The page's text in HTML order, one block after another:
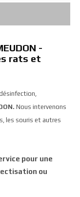
-
rats et
Nous intervenons
les souris et autres
pour une
ou